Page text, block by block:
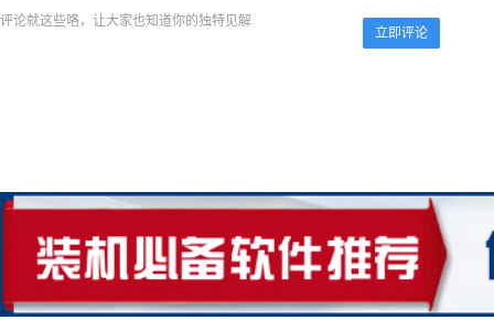
评论就这些咯，让大家也知道你的独特见解
立即评论